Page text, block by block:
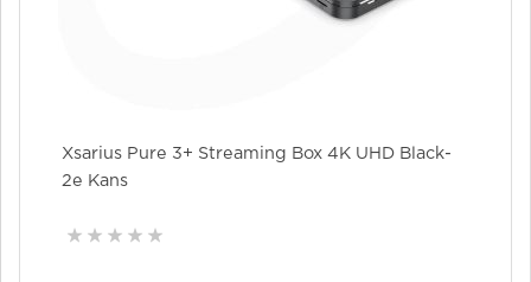
Xsarius Pure 3+ Streaming Box 4K UHD Black-
2e Kans